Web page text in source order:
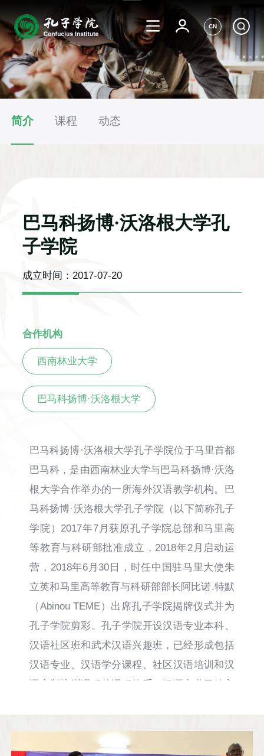
CN
简介 课程 动态
巴马科扬博·沃洛根大学孔
子学院
成立时间： 2017-07-20
合作机构
西南林业大学
巴马科扬博·沃洛根大学
巴马科扬博·沃洛根大学孔子学院位于马里首都
巴马科，是由西南林业大学与巴马科扬博·沃洛
根大学合作举办的一所海外汉语教学机构。巴
马科扬博·沃洛根大学孔子学院（以下简称孔子
学院）2017年7月获原孔子学院总部和马里高
等教育与科研部批准成立，2018年2月启动运
营，2018年6月30日，时任中国驻马里大使朱
立英和马里高等教育与科研部部长阿比诺.特默
（Abinou TEME）出席孔子学院揭牌仪式并为
孔子学院剪彩。孔子学院开设汉语专业本科、
汉语社区班和武术汉语兴趣班，已经形成包括
汉语专业、汉语学分课程、社区汉语培训和汉
旨，积极在马里开展汉语教学和各类文化交流